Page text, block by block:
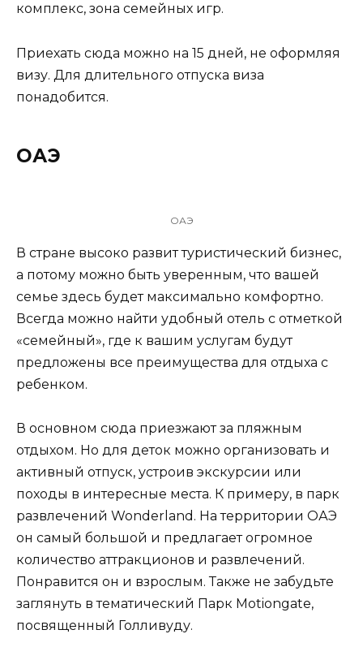
комплекс, зона семейных игр.
Приехать сюда можно на 15 дней, не оформляя
визу. Для длительного отпуска виза
понадобится.
ОАЭ
ОАЭ
В стране высоко развит туристический бизнес,
а потому можно быть уверенным, что вашей
семье здесь будет максимально комфортно.
Всегда можно найти удобный отель с отметкой
«семейный», где к вашим услугам будут
предложены все преимущества для отдыха с
ребенком.
В основном сюда приезжают за пляжным
отдыхом. Но для деток можно организовать и
активный отпуск, устроив экскурсии или
походы в интересные места. К примеру, в парк
развлечений Wonderland. На территории ОАЭ
он самый большой и предлагает огромное
количество аттракционов и развлечений.
Понравится он и взрослым. Также не забудьте
заглянуть в тематический Парк Motiongate,
посвященный Голливуду.